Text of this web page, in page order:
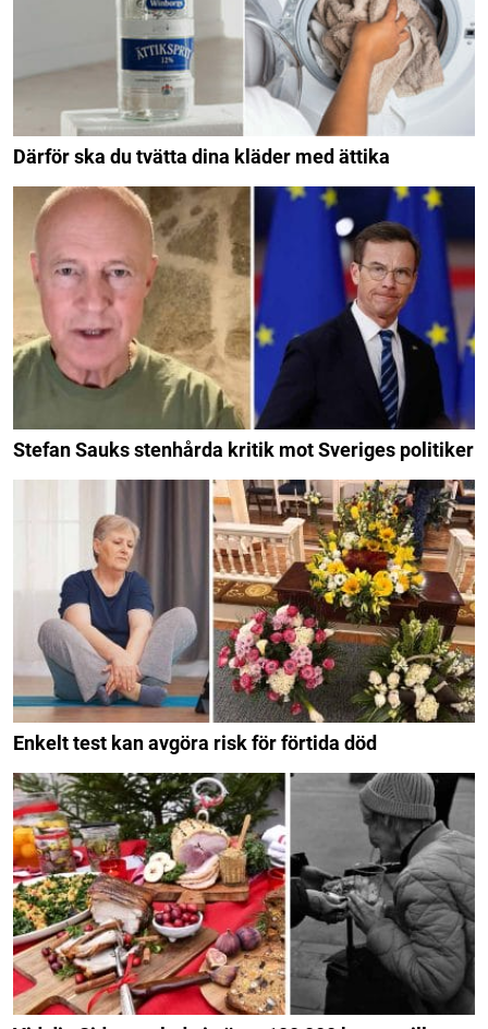
Därför ska du tvätta dina kläder med ättika
Stefan Sauks stenhårda kritik mot Sveriges politiker
Enkelt test kan avgöra risk för förtida död